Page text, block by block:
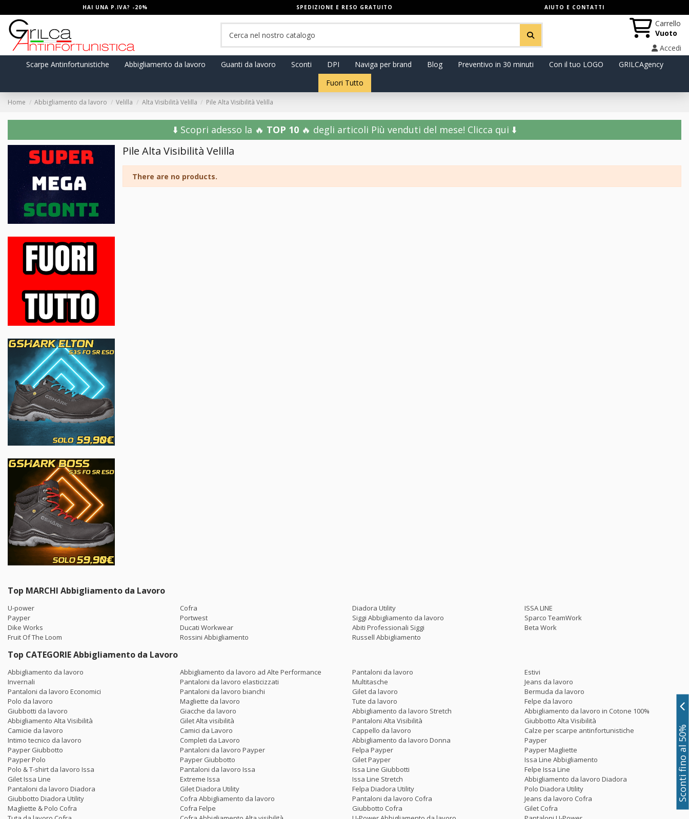
HAI UNA P.IVA? -20% SPEDIZIONE E RESO GRATUITO AIUTO E CONTATTI
Carrello
Vuoto
Accedi
Scarpe Antinfortunistiche
Abbigliamento da lavoro Guanti da lavoro Sconti DPI Naviga per brand Blog Preventivo in 30 minuti Con il tuo LOGO
GRILCAgency
Fuori Tutto
Home Abbigliamento da lavoro Velilla Alta Visibilità Velilla Pile Alta Visibilità Velilla
⬇️ Scopri adesso la 🔥 TOP 10🔥 degli articoli Più venduti del mese!️ Clicca qui ⬇️
Pile Alta Visibilità Velilla
There are no products.
Top MARCHI Abbigliamento da Lavoro
U-power Cofra Diadora Utility
ISSA LINE
Payper
Portwest Siggi Abbigliamento da lavoro
Sparco TeamWork
Dike Works
Ducati Workwear Abiti Professionali Siggi
Beta Work
Fruit Of The Loom
Rossini Abbigliamento Russell Abbigliamento
Top CATEGORIE Abbigliamento da Lavoro
Abbigliamento da lavoro Abbigliamento da lavoro ad Alte Performance Pantaloni da lavoro
Estivi
Invernali
Pantaloni da lavoro elasticizzati Multitasche
Jeans da lavoro
Pantaloni da lavoro Economici
Pantaloni da lavoro bianchi Gilet da lavoro
Bermuda da lavoro
Polo da lavoro
Magliette da lavoro Tute da lavoro
Felpe da lavoro
Giubbotti da lavoro
Giacche da lavoro Abbigliamento da lavoro Stretch
Abbigliamento da lavoro in Cotone 100%
Abbigliamento Alta Visibilità
Gilet Alta visibilità Pantaloni Alta Visibilità
Giubbotto Alta Visibilità
Camicie da lavoro
Camici da Lavoro Cappello da lavoro
Calze per scarpe antinfortunistiche
Intimo tecnico da lavoro
Completi da Lavoro Abbigliamento da lavoro Donna
Payper
Payper Giubbotto
Pantaloni da lavoro Payper Felpa Payper
Payper Magliette
Payper Polo
Payper Giubbotto Gilet Payper
Issa Line Abbigliamento
Polo & T-shirt da lavoro Issa
Pantaloni da lavoro Issa Issa Line Giubbotti
Felpe Issa Line
Gilet Issa Line
Extreme Issa Issa Line Stretch
Abbigliamento da lavoro Diadora
Pantaloni da lavoro Diadora
Gilet Diadora Utility Felpa Diadora Utility
Polo Diadora Utility
Giubbotto Diadora Utility
Cofra Abbigliamento da lavoro Pantaloni da lavoro Cofra
Jeans da lavoro Cofra
Magliette & Polo Cofra
Cofra Felpe Giubbotto Cofra
Gilet Cofra
Sconti fino al 50%